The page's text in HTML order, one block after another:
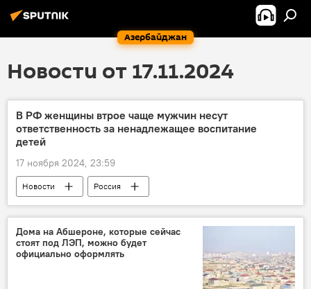
Азербайджан
Новости от 17.11.2024
В РФ женщины втрое чаще мужчин несут
ответственность за ненадлежащее воспитание
детей
17 ноября 2024, 23:59
Новости
Россия
Верховный суд России
Статистика
проблемы женщин
Мужчины
Мать
Отец
Дома на Абшероне, которые сейчас
стоят под ЛЭП, можно будет
официально оформлять